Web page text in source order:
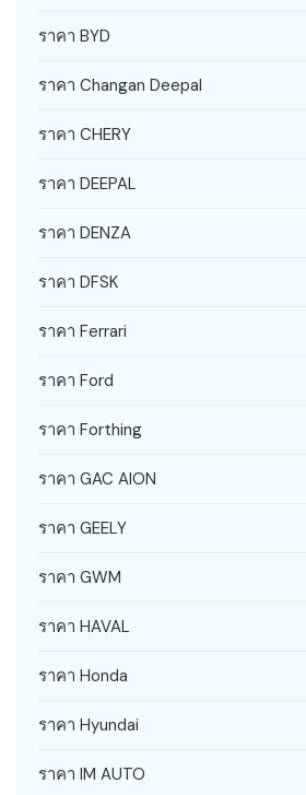
ราคา BYD
ราคา Changan Deepal
ราคา CHERY
ราคา DEEPAL
ราคา DENZA
ราคา DFSK
ราคา Ferrari
ราคา Ford
ราคา Forthing
ราคา GAC AION
ราคา GEELY
ราคา GWM
ราคา HAVAL
ราคา Honda
ราคา Hyundai
ราคา IM AUTO